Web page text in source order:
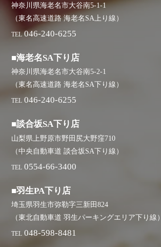
神奈川県海老名市大谷南5-1-1
（東名高速道路 海老名SA上り線）
TEL 046-240-6255
■海老名SA下り店
神奈川県海老名市大谷南5-2-1
（東名高速道路 海老名SA下り線）
TEL 046-240-6255
■談合坂SA下り店
山梨県上野原市野田尻大野窪710
（中央自動車道 談合坂SA下り線）
TEL 0554-66-3400
■羽生PA下り店
埼玉県羽生市弥勒字三新田824
（東北自動車道 羽生パーキングエリア下り線）
TEL 048-598-8481